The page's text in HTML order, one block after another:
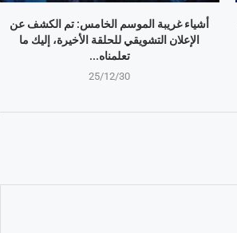
أشياء غريبة الموسم الخامس: تم الكشف عن
الإعلان التشويقي للحلقة الأخيرة، إليك ما
تعلمناه...
25/12/30